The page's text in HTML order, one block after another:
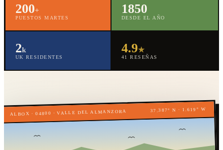
200+
PUESTOS MARTES
1850
DESDE EL AÑO
2k
UK RESIDENTES
4.9★
41 RESEÑAS
ALBOX · 04800 · VALLE DEL ALMANZORA 37.387° N · 1.619° W